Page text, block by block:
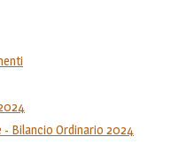
- Bilancio Ordinario 2024